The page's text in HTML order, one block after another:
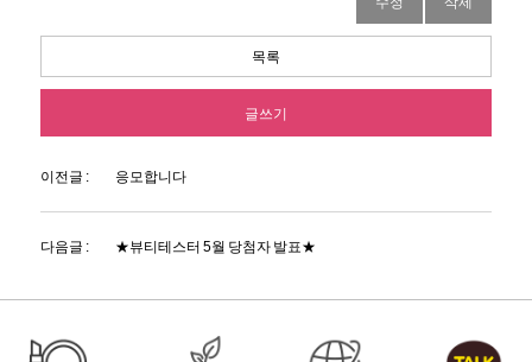
목록
글쓰기
이전글 : 응모합니다
다음글 : ★뷰티테스터 5월 당첨자 발표★